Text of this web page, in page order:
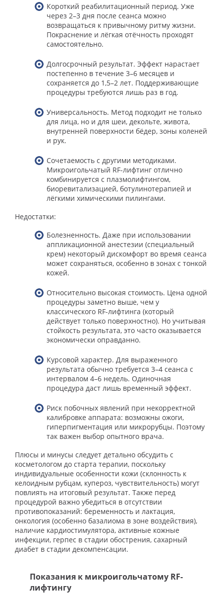
Короткий реабилитационный период. Уже
через 2–3 дня после сеанса можно
возвращаться к привычному ритму жизни.
Покраснение и лёгкая отёчность проходят
самостоятельно.
Долгосрочный результат. Эффект нарастает
постепенно в течение 3–6 месяцев и
сохраняется до 1,5–2 лет. Поддерживающие
процедуры требуются лишь раз в год.
Универсальность. Метод подходит не только
для лица, но и для шеи, декольте, живота,
внутренней поверхности бёдер, зоны коленей
и рук.
Сочетаемость с другими методиками.
Микроигольчатый RF-лифтинг отлично
комбинируется с плазмолифтингом,
биоревитализацией, ботулинотерапией и
лёгкими химическими пилингами.
Недостатки:
Болезненность. Даже при использовании
аппликационной анестезии (специальный
крем) некоторый дискомфорт во время сеанса
может сохраняться, особенно в зонах с тонкой
кожей.
Относительно высокая стоимость. Цена одной
процедуры заметно выше, чем у
классического RF-лифтинга (который
действует только поверхностно). Но учитывая
стойкость результата, это часто оказывается
экономически оправданно.
Курсовой характер. Для выраженного
результата обычно требуется 3–4 сеанса с
интервалом 4–6 недель. Одиночная
процедура даст лишь временный эффект.
Риск побочных явлений при некорректной
калибровке аппарата: возможны ожоги,
гиперпигментация или микрорубцы. Поэтому
так важен выбор опытного врача.
Плюсы и минусы следует детально обсудить с
косметологом до старта терапии, поскольку
индивидуальные особенности кожи (склонность к
келоидным рубцам, купероз, чувствительность) могут
повлиять на итоговый результат. Также перед
процедурой важно убедиться в отсутствии
противопоказаний: беременность и лактация,
онкология (особенно базалиома в зоне воздействия),
наличие кардиостимулятора, активные кожные
инфекции, герпес в стадии обострения, сахарный
диабет в стадии декомпенсации.
Показания к микроигольчатому RF-
лифтингу